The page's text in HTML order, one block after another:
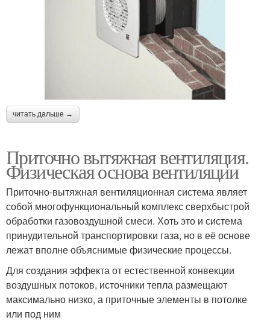
читать дальше →
Приточно вытяжная вентиляция.
Физическая основа вентиляции
Приточно-вытяжная вентиляционная система являет
собой многофункциональный комплекс сверхбыстрой
обработки газовоздушной смеси. Хоть это и система
принудительной транспортировки газа, но в её основе
лежат вполне объяснимые физические процессы.
Для создания эффекта от естественной конвекции
воздушных потоков, источники тепла размещают
максимально низко, а приточные элементы в потолке
или под ним